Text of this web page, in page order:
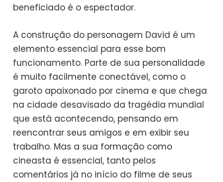
beneficiado é o espectador.
A construção do personagem David é um
elemento essencial para esse bom
funcionamento. Parte de sua personalidade
é muito facilmente conectável, como o
garoto apaixonado por cinema e que chega
na cidade desavisado da tragédia mundial
que está acontecendo, pensando em
reencontrar seus amigos e em exibir seu
trabalho. Mas a sua formação como
cineasta é essencial, tanto pelos
comentários já no início do filme de seus